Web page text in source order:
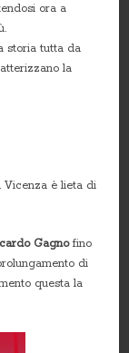
ora a
storia tutta da
la
Vicenza è lieta di
Gagnofino
di
questa la